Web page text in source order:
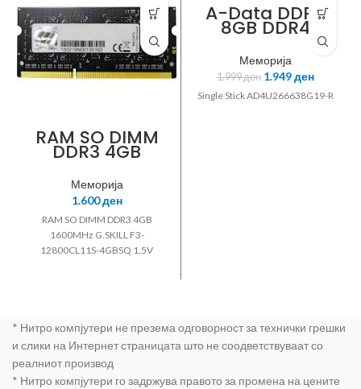
RAM SO DIMM
DDR3 4GB
F3-12800CL11S-
4GBSQ 1.5V
Меморија
1.600ден
RAM SO DIMM DDR3 4GB
1600MHz G.SKILL F3-
12800CL11S-4GBSQ 1.5V
A-DATA
A-Data DDR4
8GB DDR4
2666MHz CL19
Меморија
1.999ден 1.949ден
Single Stick AD4U266638G19-R
* Нитро компјутери не презема одговорност за технички грешки
и слики на Интернет страницата што не соодветствуваат со
реалниот производ
* Нитро компјутери го задржува правото за промена на цените